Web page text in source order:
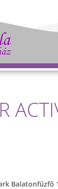
Balatonfűzfő